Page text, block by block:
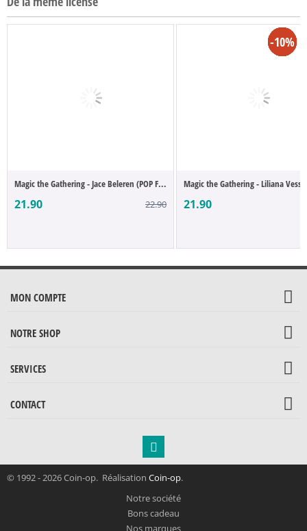
-4%
Magic the Gathering - Jace Beleren (POP F...
21.90 22.90
-4%
Magic the Gathering - Liliana Vess
21.90
-13%
-6%
-25%
-5%
-5%
-5%
-5%
-10%
MON COMPTE
NOTRE SHOP
SERVICES
CONTACT
© 1992 - 2026 Coin-op. Réalisation Coin-op.
Notre société
Bons cadeau
Nos marques